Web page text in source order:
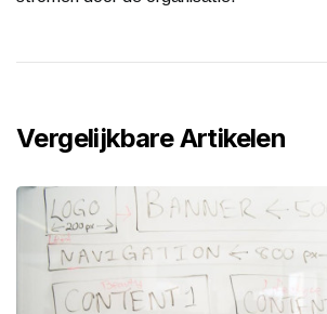
Vergelijkbare Artikelen